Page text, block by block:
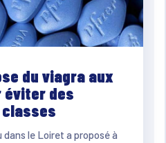
du viagra aux
éviter des
dans le Loiret a proposé à